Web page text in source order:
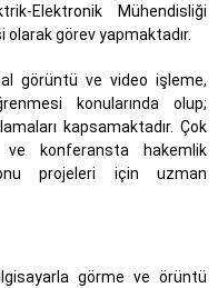
Elektronik Mühendisliği
görev yapmaktadır.
görüntü ve video işleme,
konularında olup;
kapsamaktadır. Çok
ve konferansta hakemlik
projeleri için uzman
görme ve örüntü